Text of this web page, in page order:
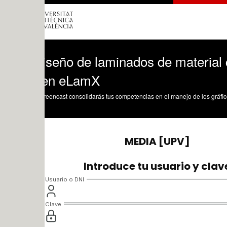
de laminados de material
eLamX